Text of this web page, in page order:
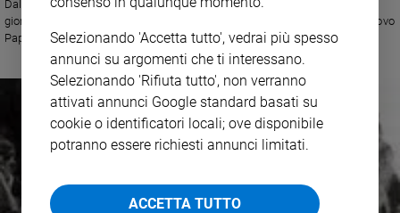
Dallo storico annuncio delle dimissioni di Joseph Ratzinger, giorno per
giorno, tutti gli eventi più importanti che hanno portato all'elezione del nuovo
Papa
Selezionando 'Accetta tutto', vedrai più spesso
annunci su argomenti che ti interessano.
Selezionando 'Rifiuta tutto', non verranno
attivati annunci Google standard basati su
cookie o identificatori locali; ove disponibile
potranno essere richiesti annunci limitati.
ACCETTA TUTTO